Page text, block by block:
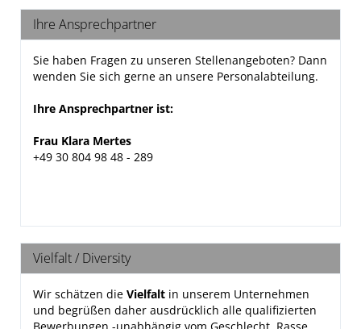
Ihre Ansprechpartner
Sie haben Fragen zu unseren Stellenangeboten? Dann
wenden Sie sich gerne an unsere Personalabteilung.
Ihre Ansprechpartner ist:
Frau Klara Mertes
+49 30 804 98 48 - 289
Vielfalt / Diversity
Wir schätzen die Vielfalt in unserem Unternehmen
und begrüßen daher ausdrücklich alle qualifizierten